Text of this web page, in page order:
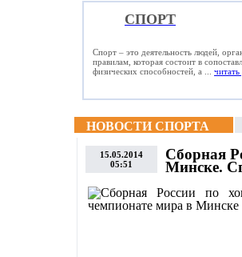
СПОРТ
Спорт – это деятельность людей,
правилам, которая состоит в
физических способностей, а ... читать
НОВОСТИ СПОРТА
15.05.2014
05:51
Сборная
Минске.